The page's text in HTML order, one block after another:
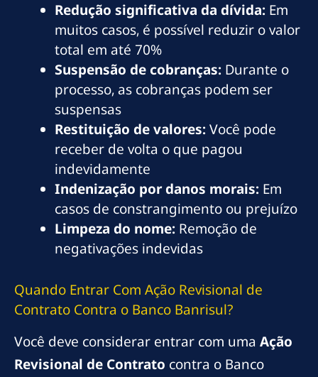
Redução significativa da dívida: Em
muitos casos, é possível reduzir o valor
total em até 70%
Suspensão de cobranças: Durante o
processo, as cobranças podem ser
suspensas
Restituição de valores:Você pode
receber de volta o que pagou
indevidamente
Indenização por danos morais: Em
casos de constrangimento ou prejuízo
Limpeza do nome: Remoção de
negativações indevidas
Quando Entrar Com Ação Revisional de
Contrato Contra o Banco Banrisul?
Você deve considerar entrar com uma Ação
Revisional de Contrato contra o Banco